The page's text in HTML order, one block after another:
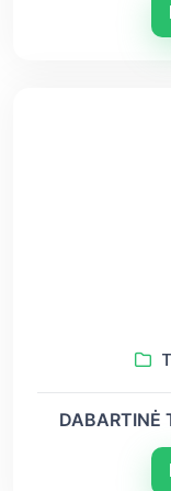
DABARTINĖ